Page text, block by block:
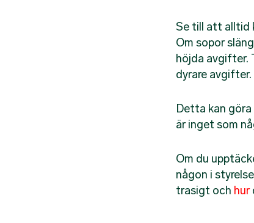
Se till att alltid
Om sopor
höjda avgifter.
dyrare avgifter.
Detta kan
är inget som
Om du
någon i
trasigt och hur